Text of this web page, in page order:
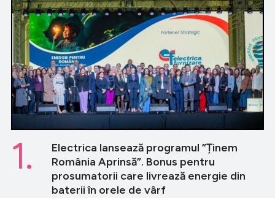
Electrica lansează programul ”Ținem
România Aprinsă”. Bonus pentru
prosumatorii care livrează energie din
baterii în orele de vârf
1.